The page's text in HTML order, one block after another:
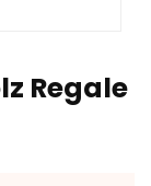
Regale